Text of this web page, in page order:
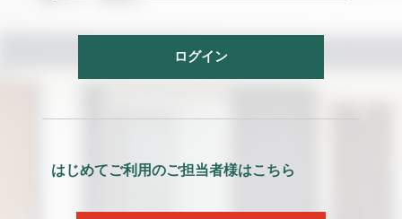
ログイン
はじめてご利用のご担当者様はこちら